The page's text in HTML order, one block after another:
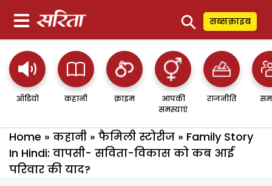
⚲ सब्सक्राइब
ऑडियो कहानी क्राइम
आपकी
समस्याएं
राजनीति
Home » कहानी » फैमिली स्टोरीज » Family Story
In Hindi: वापसी- सविता-विकास को कब आई
परिवार की याद?